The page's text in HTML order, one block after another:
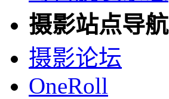
摄影站点导航
摄影论坛
OneRoll